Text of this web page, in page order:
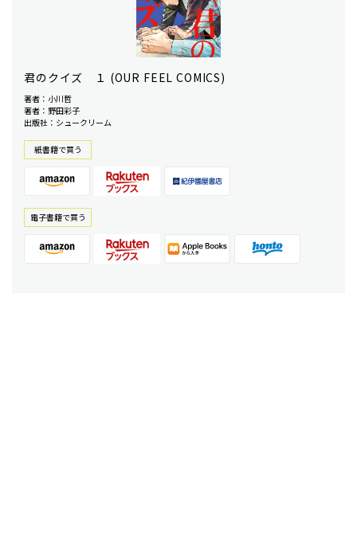
君のクイズ １ (OUR FEEL COMICS)
著者：小川哲
著者：野田彩子
出版社：シュークリーム
紙書籍で買う
電⼦書籍で買う